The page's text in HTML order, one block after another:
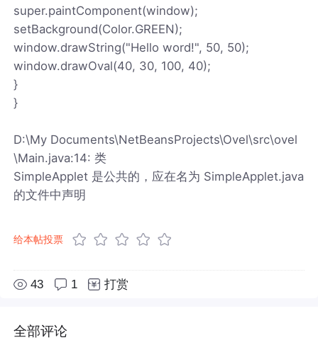
super.paintComponent(window);
setBackground(Color.GREEN);
window.drawString("Hello word!", 50, 50);
window.drawOval(40, 30, 100, 40);
}
}
D:\My Documents\NetBeansProjects\Ovel\src\ovel
\Main.java:14: 类
SimpleApplet 是公共的，应在名为 SimpleApplet.java
的文件中声明
给本帖投票
43 1 打赏
全部评论